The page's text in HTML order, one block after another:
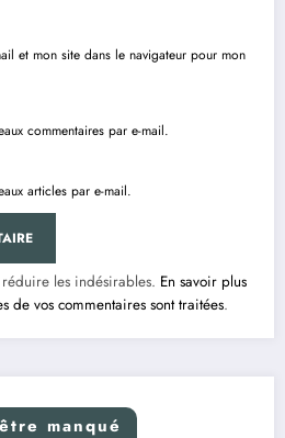
et mon site dans le navigateur pour mon
commentaires par e-mail.
articles par e-mail.
les indésirables. En savoir plus
de vos commentaires sont traitées.
manqué